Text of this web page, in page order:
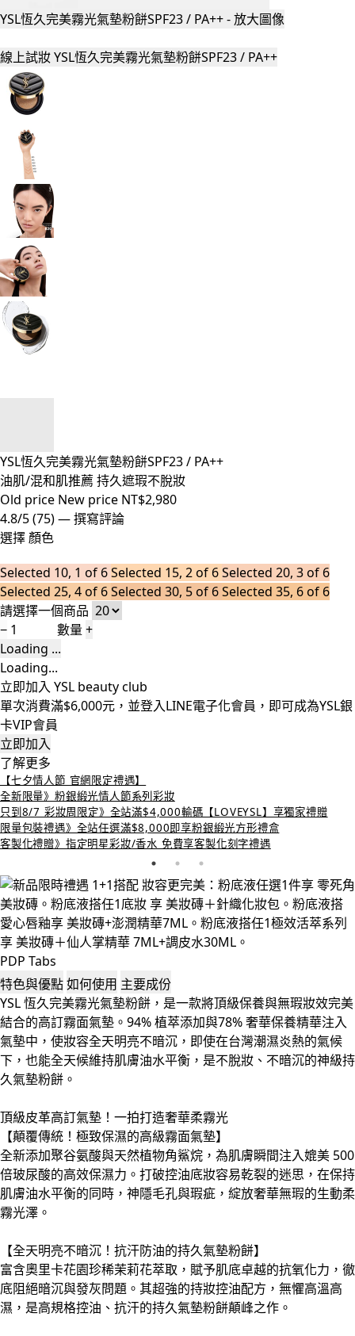
YSL恆久完美霧光氣墊粉餅SPF23 / PA++ - 放大圖像
線上試妝YSL恆久完美霧光氣墊粉餅SPF23 / PA++
YSL恆久完美霧光氣墊粉餅SPF23 / PA++
油肌/混和肌推薦 持久遮瑕不脫妝
Old price New price NT$2,980
4.8/5(75)—撰寫評論
選擇 顏色
Selected 10, 1 of 6Selected 15, 2 of 6Selected 20, 3 of 6
Selected 25, 4 of 6Selected 30, 5 of 6Selected 35, 6 of 6
請選擇一個商品
−
數量+
Loading ...
Loading...
立即加入 YSL beauty club
單次消費滿$6,000元，並登入LINE電子化會員，即可成為YSL銀
卡VIP會員
立即加入
了解更多
【七夕情人節 官網限定禮遇】
全新限量》粉銀緞光情人節系列彩妝
只到8/7 彩妝周限定》全站滿$4,000輸碼【LOVEYSL】享獨家禮贈
限量包裝禮遇》全站任選滿$8,000即享粉銀緞光方形禮盒
客製化禮贈》指定明星彩妝/香水 免費享客製化刻字禮遇
PDP Tabs
特色與優點如何使用 主要成份
YSL 恆久完美霧光氣墊粉餅，是一款將頂級保養與無瑕妝效完美
結合的高訂霧面氣墊。94% 植萃添加與78% 奢華保養精華注入
氣墊中，使妝容全天明亮不暗沉，即使在台灣潮濕炎熱的氣候
下，也能全天候維持肌膚油水平衡，是不脫妝、不暗沉的神級持
久氣墊粉餅。
頂級皮革高訂氣墊！一拍打造奢華柔霧光
【顛覆傳統！極致保濕的高級霧面氣墊】
全新添加聚谷氨酸與天然植物角鯊烷，為肌膚瞬間注入媲美 500
倍玻尿酸的高效保濕力。打破控油底妝容易乾裂的迷思，在保持
肌膚油水平衡的同時，神隱毛孔與瑕疵，綻放奢華無瑕的生動柔
霧光澤。
【全天明亮不暗沉！抗汗防油的持久氣墊粉餅】
富含奧里卡花園珍稀茉莉花萃取，賦予肌底卓越的抗氧化力，徹
底阻絕暗沉與發灰問題。其超強的持妝控油配方，無懼高溫高
濕，是高規格控油、抗汗的持久氣墊粉餅顛峰之作。